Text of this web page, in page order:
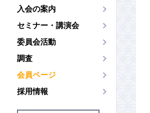
入会の案内
セミナー・講演会
委員会活動
調査
会員ページ
採用情報